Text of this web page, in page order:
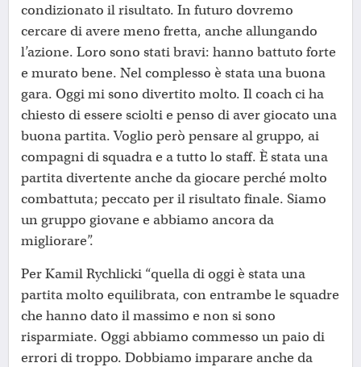
condizionato il risultato. In futuro dovremo
cercare di avere meno fretta, anche allungando
l’azione. Loro sono stati bravi: hanno battuto forte
e murato bene. Nel complesso è stata una buona
gara. Oggi mi sono divertito molto. Il coach ci ha
chiesto di essere sciolti e penso di aver giocato una
buona partita. Voglio però pensare al gruppo, ai
compagni di squadra e a tutto lo staff. È stata una
partita divertente anche da giocare perché molto
combattuta; peccato per il risultato finale. Siamo
un gruppo giovane e abbiamo ancora da
migliorare”.
Per Kamil Rychlicki “quella di oggi è stata una
partita molto equilibrata, con entrambe le squadre
che hanno dato il massimo e non si sono
risparmiate. Oggi abbiamo commesso un paio di
errori di troppo. Dobbiamo imparare anche da